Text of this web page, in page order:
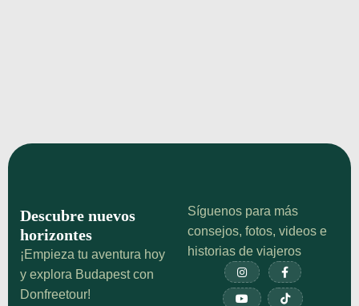
Descubre nuevos
horizontes
¡Empieza tu aventura hoy
y explora Budapest con
Donfreetour!
Síguenos para más
consejos, fotos, videos e
historias de viajeros
 
 